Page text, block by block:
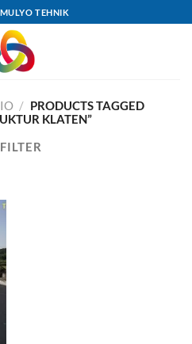
TEHNIK
/ PRODUCTS TAGGED
KLATEN”
FILTER